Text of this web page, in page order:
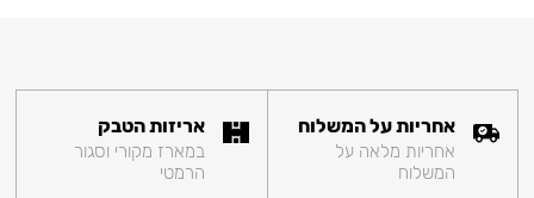
אחריות על המשלוח
אחריות מלאה על
המשלוח
אריזות הטבק
במארז מקורי וסגור
הרמטי